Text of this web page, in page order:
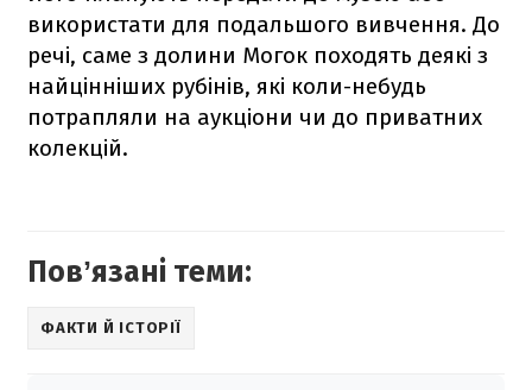
використати для подальшого вивчення. До
речі, саме з долини Могок походять деякі з
найцінніших рубінів, які коли-небудь
потрапляли на аукціони чи до приватних
колекцій.
Повʼязані теми:
ФАКТИ Й ІСТОРІЇ